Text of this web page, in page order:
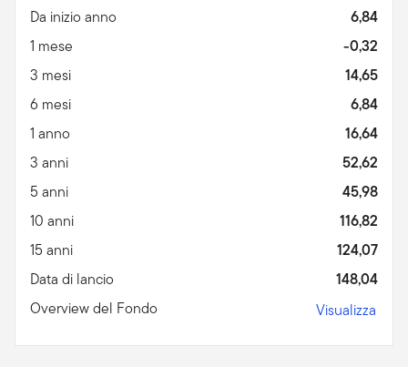
Da inizio anno
6,84
1 mese
-0,32
3 mesi
14,65
6 mesi
6,84
1 anno
16,64
3 anni
52,62
5 anni
45,98
10 anni
116,82
15 anni
124,07
Data di lancio
148,04
Overview del Fondo
Visualizza